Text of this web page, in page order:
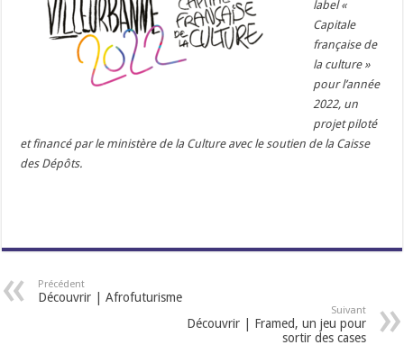
label «
Capitale
française de
la culture »
pour l’année
2022, un
projet piloté
et financé par le ministère de la Culture avec le soutien de la Caisse
des Dépôts.
Précédent
Découvrir | Afrofuturisme
Suivant
Découvrir | Framed, un jeu pour
sortir des cases